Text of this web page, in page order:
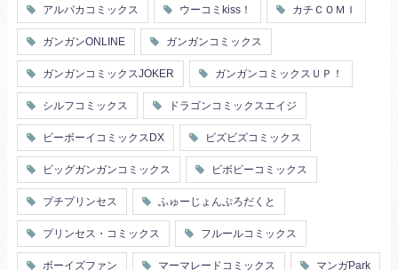
アルパカコミックス ウーコミkiss！ カチＣＯＭＩ
ガンガンONLINE ガンガンコミックス
ガンガンコミックスJOKER ガンガンコミックスＵＰ！
シルフコミックス ドラゴンコミックスエイジ
ビーボーイコミックスDX ビズビズコミックス
ビッグガンガンコミックス ビボピーコミックス
プチプリンセス ふゅーじょんぷろだくと
プリンセス・コミックス フルールコミックス
ボーイズファン マーマレードコミックス マンガPark